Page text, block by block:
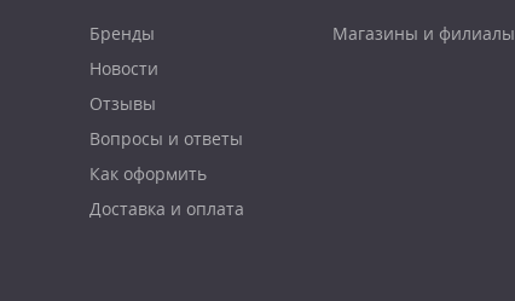
Бренды
Новости
Отзывы
Вопросы и ответы
Как оформить
Доставка и оплата
Магазины и филиалы